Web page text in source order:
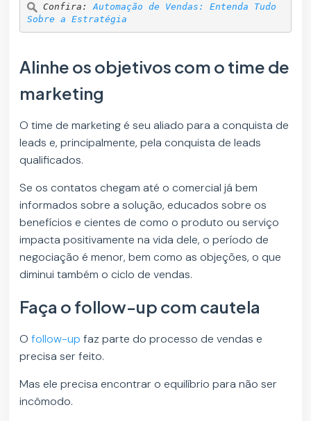
Confira: Automação de Vendas: Entenda Tudo
Sobre a Estratégia
Alinhe os objetivos com o time de
marketing
O time de marketing é seu aliado para a conquista de
leads e, principalmente, pela conquista de leads
qualificados.
Se os contatos chegam até o comercial já bem
informados sobre a solução, educados sobre os
benefícios e cientes de como o produto ou serviço
impacta positivamente na vida dele, o período de
negociação é menor, bem como as objeções, o que
diminui também o ciclo de vendas.
Faça o follow-up com cautela
Ofollow-up faz parte do processo de vendas e
precisa ser feito.
Mas ele precisa encontrar o equilíbrio para não ser
incômodo.